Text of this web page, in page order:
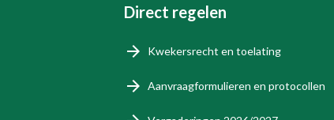
Direct regelen
Kwekersrecht en toelating
Aanvraagformulieren en protocollen